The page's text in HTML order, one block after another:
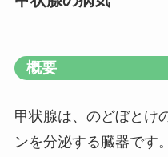
概要
甲状腺は、のどぼとけ
ンを分泌する臓器です。